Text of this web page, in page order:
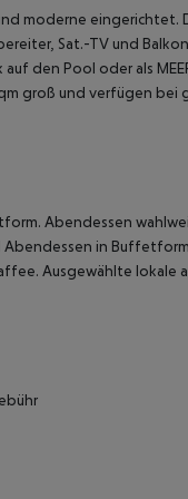
moderne eingerichtet.
Sat.-TV und
den Pool oder als
qm groß und verfügen
Abendessen
in
Ausgewählte